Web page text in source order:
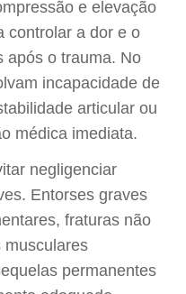
e elevação
controlar a dor e o
após o trauma. No
incapacidade de
articular ou
médica imediata.
negligenciar
Entorses graves
fraturas não
musculares
permanentes